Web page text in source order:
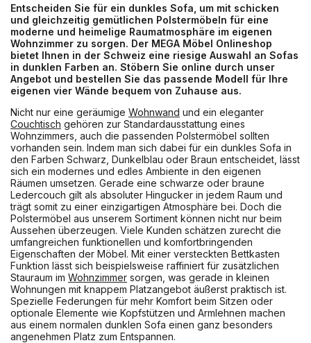
Entscheiden Sie für ein dunkles Sofa, um mit schicken
und gleichzeitig gemütlichen Polstermöbeln für eine
moderne und heimelige Raumatmosphäre im eigenen
Wohnzimmer zu sorgen. Der MEGA Möbel Onlineshop
bietet Ihnen in der Schweiz eine riesige Auswahl an Sofas
in dunklen Farben an. Stöbern Sie online durch unser
Angebot und bestellen Sie das passende Modell für Ihre
eigenen vier Wände bequem von Zuhause aus.
Nicht nur eine geräumige Wohnwand und ein eleganter
Couchtisch gehören zur Standardausstattung eines
Wohnzimmers, auch die passenden Polstermöbel sollten
vorhanden sein. Indem man sich dabei für ein dunkles Sofa in
den Farben Schwarz, Dunkelblau oder Braun entscheidet, lässt
sich ein modernes und edles Ambiente in den eigenen
Räumen umsetzen. Gerade eine schwarze oder braune
Ledercouch gilt als absoluter Hingucker in jedem Raum und
trägt somit zu einer einzigartigen Atmosphäre bei. Doch die
Polstermöbel aus unserem Sortiment können nicht nur beim
Aussehen überzeugen. Viele Kunden schätzen zurecht die
umfangreichen funktionellen und komfortbringenden
Eigenschaften der Möbel. Mit einer versteckten Bettkasten
Funktion lässt sich beispielsweise raffiniert für zusätzlichen
Stauraum im Wohnzimmer sorgen, was gerade in kleinen
Wohnungen mit knappem Platzangebot äußerst praktisch ist.
Spezielle Federungen für mehr Komfort beim Sitzen oder
optionale Elemente wie Kopfstützen und Armlehnen machen
aus einem normalen dunklen Sofa einen ganz besonders
angenehmen Platz zum Entspannen.